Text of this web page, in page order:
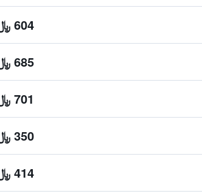
604 ﷼
685 ﷼
701 ﷼
350 ﷼
414 ﷼